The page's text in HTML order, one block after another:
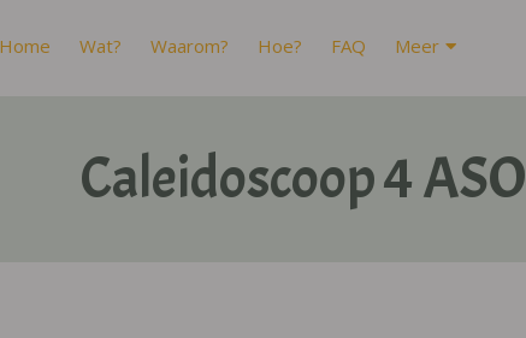
Home Wat? Waarom? Hoe? FAQ Meer
Caleidoscoop 4 ASO